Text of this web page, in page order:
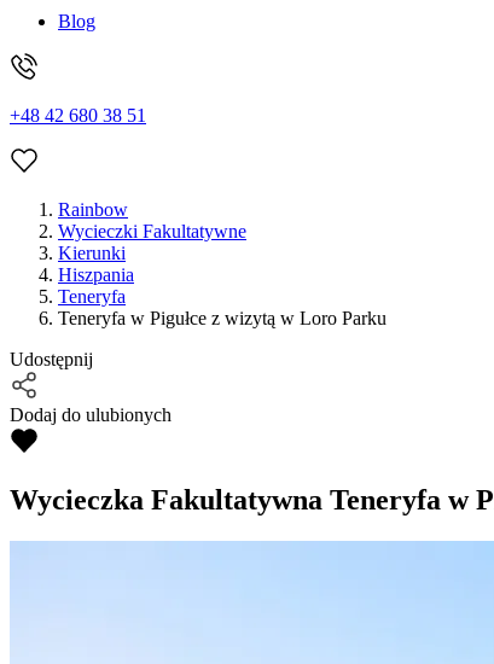
Blog
+48 42 680 38 51
Rainbow
Wycieczki Fakultatywne
Kierunki
Hiszpania
Teneryfa
Teneryfa w Pigułce z wizytą w Loro Parku
Udostępnij
Dodaj do ulubionych
Wycieczka Fakultatywna Teneryfa w